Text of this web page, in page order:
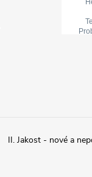
II. Jakost - nové a